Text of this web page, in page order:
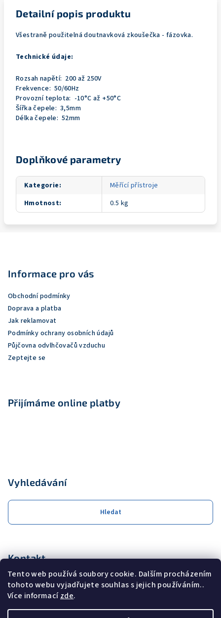
Tento web používá soubory cookie. Dalším procházením
tohoto webu vyjadřujete souhlas s jejich používáním..
Více informacízde.
Detailní popis produktu
Všestraně použitelná doutnavková zkoušečka - fázovka.
Technické údaje:
Rozsah napětí: 200 až 250V
Frekvence: 50/60Hz
Provozní teplota: -10°C až +50°C
Šířka čepele: 3,5mm
Délka čepele: 52mm
Doplňkové parametry
Kategorie:
Měřící přístroje
Hmotnost: 0.5 kg
Informace pro vás
Obchodní podmínky
Doprava a platba
Jak reklamovat
Podmínky ochrany osobních údajů
Půjčovna odvlhčovačů vzduchu
Zeptejte se
Přijímáme online platby
Vyhledávání
Hledat
Kontakt
obchod
coolservis.cz
+420608231000